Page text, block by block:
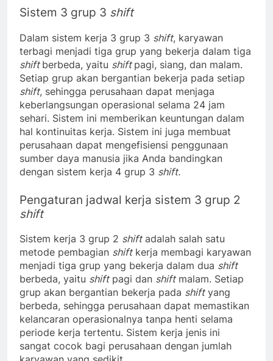
Sistem 3 grup 3 shift
Dalam sistem kerja 3 grup 3 shift, karyawan
terbagi menjadi tiga grup yang bekerja dalam tiga
shift berbeda, yaitu shift pagi, siang, dan malam.
Setiap grup akan bergantian bekerja pada setiap
shift, sehingga perusahaan dapat menjaga
keberlangsungan operasional selama 24 jam
sehari. Sistem ini memberikan keuntungan dalam
hal kontinuitas kerja. Sistem ini juga membuat
perusahaan dapat mengefisiensi penggunaan
sumber daya manusia jika Anda bandingkan
dengan sistem kerja 4 grup 3 shift.
Pengaturan jadwal kerja sistem 3 grup 2
shift
Sistem kerja 3 grup 2 shiftadalah salah satu
metode pembagian shiftkerja membagi karyawan
menjadi tiga grup yang bekerja dalam dua shift
berbeda, yaitu shiftpagi dan shiftmalam. Setiap
grup akan bergantian bekerja pada shiftyang
berbeda, sehingga perusahaan dapat memastikan
kelancaran operasionalnya tanpa henti selama
periode kerja tertentu. Sistem kerja jenis ini
sangat cocok bagi perusahaan dengan jumlah